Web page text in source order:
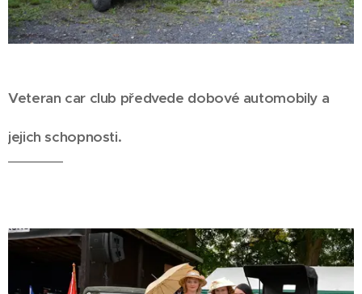
Veteran car club předvede dobové automobily a
jejich schopnosti.